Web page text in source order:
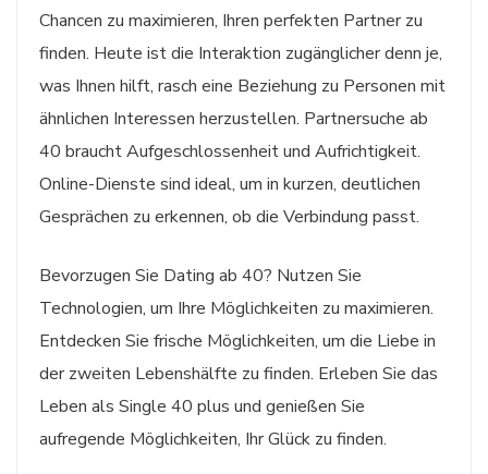
Chancen zu maximieren, Ihren perfekten Partner zu
finden. Heute ist die Interaktion zugänglicher denn je,
was Ihnen hilft, rasch eine Beziehung zu Personen mit
ähnlichen Interessen herzustellen. Partnersuche ab
40 braucht Aufgeschlossenheit und Aufrichtigkeit.
Online-Dienste sind ideal, um in kurzen, deutlichen
Gesprächen zu erkennen, ob die Verbindung passt.
Bevorzugen Sie Dating ab 40? Nutzen Sie
Technologien, um Ihre Möglichkeiten zu maximieren.
Entdecken Sie frische Möglichkeiten, um die Liebe in
der zweiten Lebenshälfte zu finden. Erleben Sie das
Leben als Single 40 plus und genießen Sie
aufregende Möglichkeiten, Ihr Glück zu finden.